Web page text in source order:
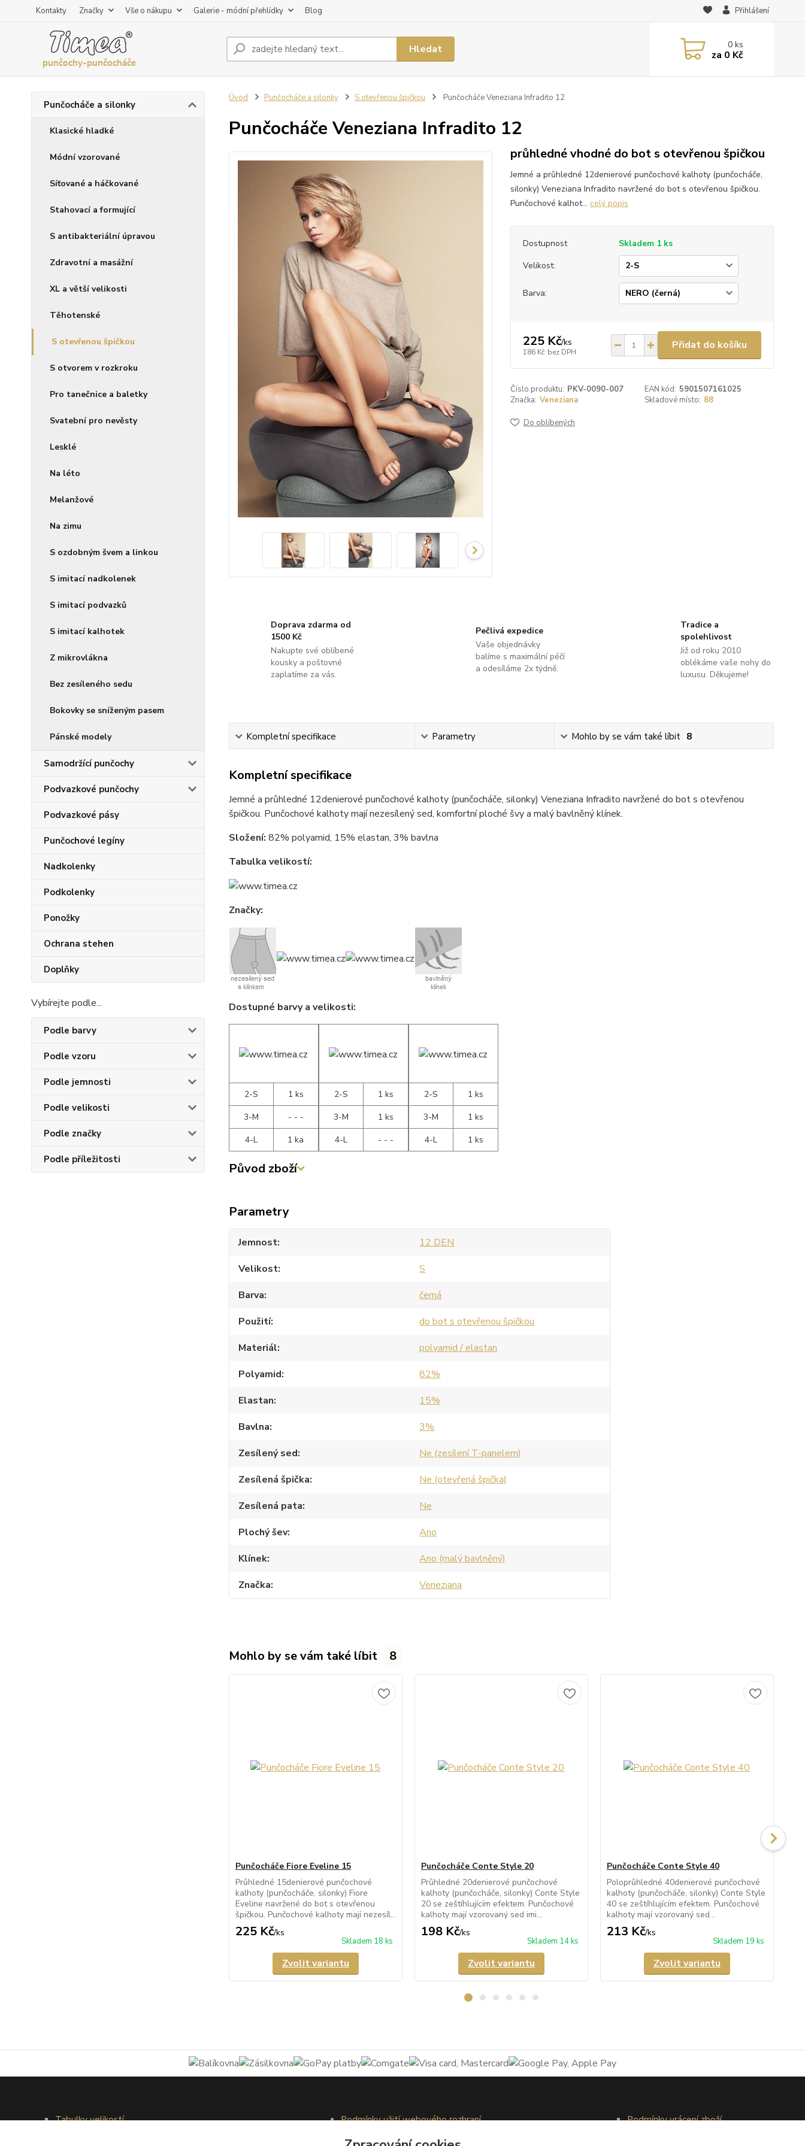
Kontakty Značky Vše o nákupu Galerie - módní přehlídky Blog Přihlášení
Hledat 0ks
za 0 Kč
Punčocháče a silonky
Klasické hladké
Módní vzorované
Síťované a háčkované
Stahovací a formující
S antibakteriální úpravou
Zdravotní a masážní
XL a větší velikosti
Těhotenské
S otevřenou špičkou
S otvorem v rozkroku
Pro tanečnice a baletky
Svatební pro nevěsty
Lesklé
Na léto
Melanžové
Na zimu
S ozdobným švem a linkou
S imitací nadkolenek
S imitací podvazků
S imitací kalhotek
Z mikrovlákna
Bez zesíleného sedu
Bokovky se sníženým pasem
Pánské modely
Samodržící punčochy
Podvazkové punčochy
Podvazkové pásy
Punčochové legíny
Nadkolenky
Podkolenky
Ponožky
Ochrana stehen
Doplňky
Vybírejte podle...
Podle barvy
Podle vzoru
Podle jemnosti
Podle velikosti
Podle značky
Podle příležitosti
Úvod Punčocháče a silonky S otevřenou špičkou Punčocháče Veneziana Infradito 12
Punčocháče Veneziana Infradito 12
průhledné vhodné do bot s otevřenou špičkou
Jemné a průhledné 12denierové punčochové kalhoty (punčocháče,
silonky) Veneziana Infradito navržené do bot s otevřenou špičkou.
Punčochové kalhot... celý popis
Dostupnost
Skladem 1 ks
Velikost:
Barva:
225 Kč/ks
186 Kč bez DPH
Přidat do košíku
Číslo produktu: PKV-0090-007 EAN kód: 5901507161025
Značka: Veneziana Skladové místo: 88
Do oblíbených
Doprava zdarma od
1500 Kč
Nakupte své oblíbené
kousky a poštovné
zaplatíme za vás.
Pečlivá expedice
Vaše objednávky
balíme s maximální péčí
a odesíláme 2x týdně.
Tradice a
spolehlivost
Již od roku 2010
oblékáme vaše nohy do
luxusu. Děkujeme!
Kompletní specifikace Parametry Mohlo by se vám také líbit 8
Kompletní specifikace
Jemné a průhledné 12denierové punčochové kalhoty (punčocháče, silonky) Veneziana Infradito navržené do bot s otevřenou
špičkou. Punčochové kalhoty mají nezesílený sed, komfortní ploché švy a malý bavlněný klínek.
Složení: 82% polyamid, 15% elastan, 3% bavlna
Tabulka velikostí:
Značky:
Dostupné barvy a velikosti:
2-S
1 ks
3-M
- - -
4-L
1 ka
2-S
1 ks
3-M
1 ks
4-L
- - -
2-S
1 ks
3-M
1 ks
4-L
1 ks
Původ zboží
Parametry
Jemnost
12 DEN
Velikost
S
Barva
černá
Použití
do bot s otevřenou špičkou
Materiál
polyamid / elastan
Polyamid
82%
Elastan
15%
Bavlna
3%
Zesílený sed
Ne (zesílení T-panelem)
Zesílená špička
Ne (otevřená špička)
Zesílená pata
Ne
Plochý šev
Ano
Klínek
Ano (malý bavlněný)
Značka
Veneziana
Mohlo by se vám také líbit 8
Punčocháče Fiore Eveline 15
Průhledné 15denierové punčochové
kalhoty (punčocháče, silonky) Fiore
Eveline navržené do bot s otevřenou
špičkou. Punčochové kalhoty mají nezesíl...
225 Kč/ks
Skladem 18 ks
Zvolit variantu
Punčocháče Conte Style 20
Průhledné 20denierové punčochové
kalhoty (punčocháče, silonky) Conte Style
20 se zeštíhlujícím efektem. Punčochové
kalhoty mají vzorovaný sed imi...
198 Kč/ks
Skladem 14 ks
Zvolit variantu
Punčocháče Conte Style 40
Poloprůhledné 40denierové punčochové
kalhoty (punčocháče, silonky) Conte Style
40 se zeštíhlujícím efektem. Punčochové
kalhoty mají vzorovaný sed...
213 Kč/ks
Skladem 19 ks
Zvolit variantu
Tabulky velikostí
Podmínky užití webového rozhraní
Podmínky vrácení zboží